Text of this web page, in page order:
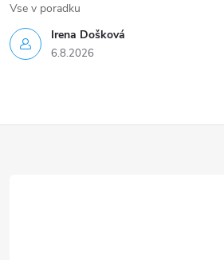
Irena Došková
6.8.2026
Vse v poradku